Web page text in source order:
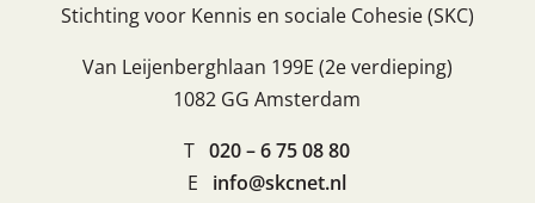
Stichting voor Kennis en sociale Cohesie (SKC)
Van Leijenberghlaan 199E (2e verdieping)
1082 GG Amsterdam
T020 – 6 75 08 80
E info@skcnet.nl